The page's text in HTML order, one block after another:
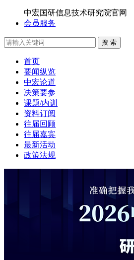
中宏国研信息技术研究院官网
会员服务
搜 索
首页
要闻纵览
中宏论道
决策要参
课题/内训
资料订阅
往届回顾
往届嘉宾
最新活动
政策法规